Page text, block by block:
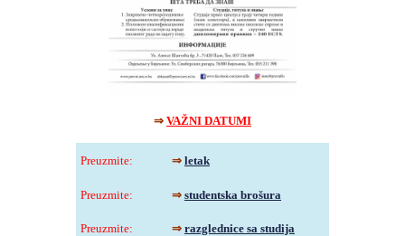
⇒ VAŽNI DATUMI
Preuzmite: ⇒ letak
Preuzmite: ⇒ studentska brošura
Preuzmite: ⇒ razglednice sa studija